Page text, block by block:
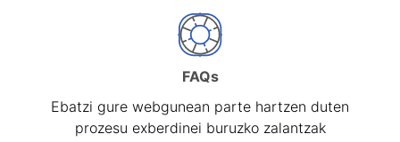
FAQs
Ebatzi gure webgunean parte hartzen duten
prozesu exberdinei buruzko zalantzak